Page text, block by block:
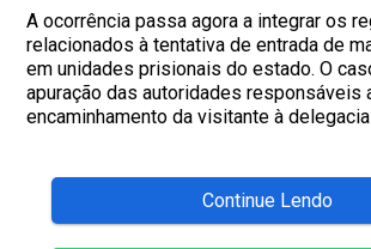
A ocorrência passa agora a integrar os
relacionados à tentativa de entrada de
em unidades prisionais do estado. O
apuração das autoridades responsáveis
encaminhamento da visitante à
Continue Lendo